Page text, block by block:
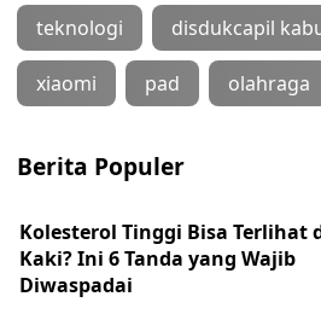
teknologi disdukcapil
xiaomi pad olahraga
Berita Populer
Kolesterol Tinggi Bisa Terlihat
Kaki? Ini 6 Tanda yang Wajib
Diwaspadai